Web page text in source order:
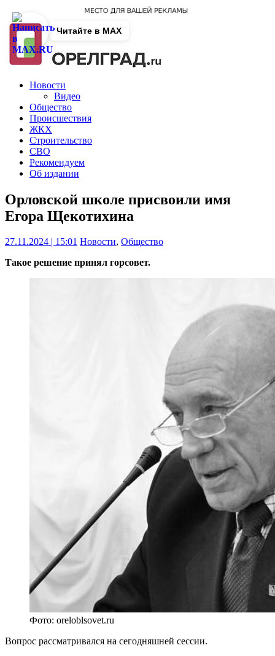
Новости
Видео
Общество
Происшествия
ЖКХ
Строительство
СВО
Рекомендуем
Об издании
Орловской школе присвоили имя
Егора Щекотихина
27.11.2024 | 15:01 Новости, Общество
Такое решение принял горсовет.
Фото: oreloblsovet.ru
Вопрос рассматривался на сегодняшней сессии.
Читайте в MAX